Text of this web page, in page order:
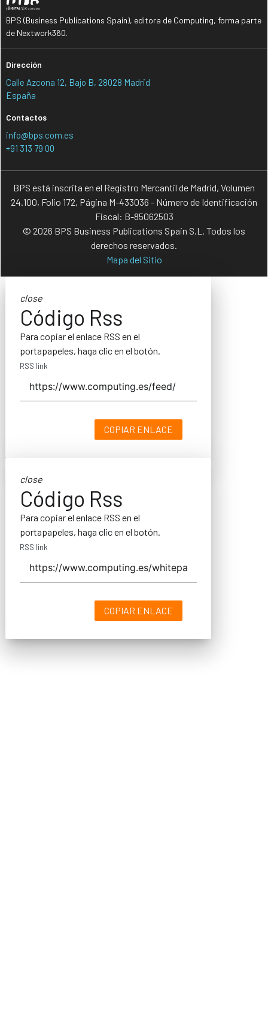
BPS (Business Publications Spain), editora de Computing, forma parte
de Nextwork360.
Dirección
Calle Azcona 12, Bajo B, 28028 Madrid
España
Contactos
info@bps.com.es
+91 313 79 00
BPS está inscrita en el Registro Mercantil de Madrid, Volumen
24.100, Folio 172, Página M-433036 - Número de Identificación
Fiscal: B-85062503
© 2026 BPS Business Publications Spain S.L. Todos los
derechos reservados.
Mapa del Sitio
close
Código Rss
Para copiar el enlace RSS en el
portapapeles, haga clic en el botón.
RSS link
COPIAR ENLACE
close
Código Rss
Para copiar el enlace RSS en el
portapapeles, haga clic en el botón.
RSS link
COPIAR ENLACE